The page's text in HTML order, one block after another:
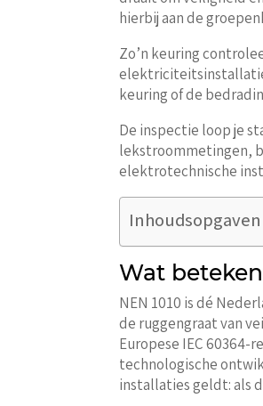
hierbij aan de
Zo’n keuring
keuring of de
De inspectie loop je
lekstroommetingen,
elektrotechnische
Inhoudsopgaven
Wat
NEN 1010 is dé
de ruggengraat van
Europese IEC 60364-
technologische
installaties geldt: als